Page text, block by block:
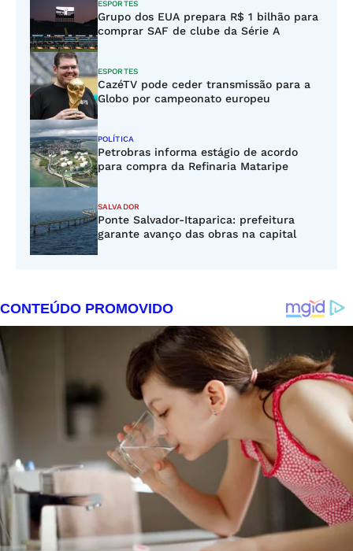
ESPORTES
Grupo dos EUA prepara R$ 1 bilhão para
comprar SAF de clube da Série A
ESPORTES
CazéTV pode ceder transmissão para a
Globo por campeonato europeu
POLÍTICA
Petrobras informa estágio de acordo
para compra da Refinaria Mataripe
SALVADOR
Ponte Salvador-Itaparica: prefeitura
garante avanço das obras na capital